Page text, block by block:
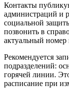
Контакты
администраций и
социальной
позвонить в
актуальный номер
Рекомендуется
подразделений:
горячей линии.
расписание при